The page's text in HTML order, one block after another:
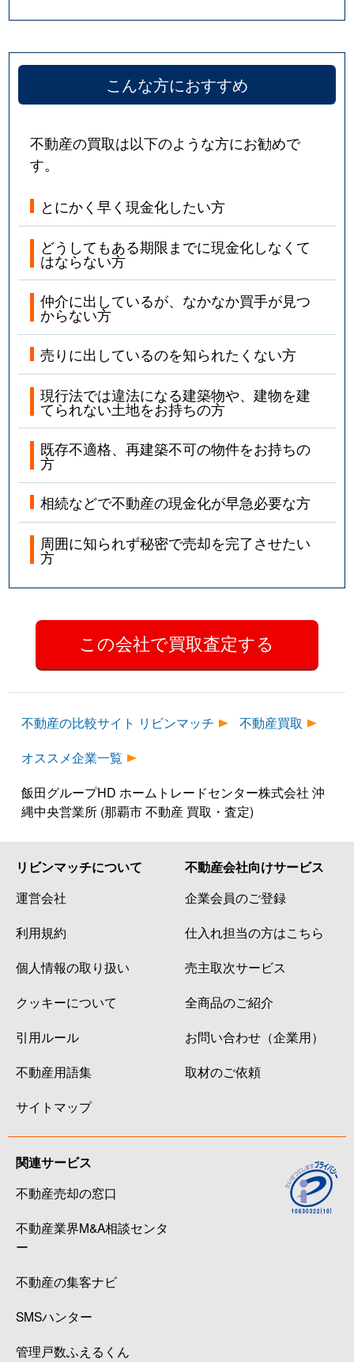
こんな方におすすめ
不動産の買取は以下のような方にお勧めで
す。
とにかく早く現金化したい方
どうしてもある期限までに現金化しなくて
はならない方
仲介に出しているが、なかなか買手が見つ
からない方
売りに出しているのを知られたくない方
現行法では違法になる建築物や、建物を建
てられない土地をお持ちの方
既存不適格、再建築不可の物件をお持ちの
方
相続などで不動産の現金化が早急必要な方
周囲に知られず秘密で売却を完了させたい
方
不動産の比較サイト リビンマッチ
不動産買取
オススメ企業一覧
飯田グループHD ホームトレードセンター株式会社 沖
縄中央営業所 (那覇市 不動産 買取・査定)
リビンマッチについて
運営会社
利用規約
個人情報の取り扱い
クッキーについて
引用ルール
不動産用語集
サイトマップ
不動産会社向けサービス
企業会員のご登録
仕入れ担当の方はこちら
売主取次サービス
全商品のご紹介
お問い合わせ（企業用）
取材のご依頼
関連サービス
不動産売却の窓口
不動産業界M&A相談センタ
ー
不動産の集客ナビ
SMSハンター
管理戸数ふえるくん